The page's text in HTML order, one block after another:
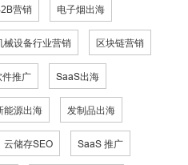
营销 电子烟出海
械设备行业营销 区块链营销
件推广 SaaS出海
能源出海 发制品出海
云储存SEO SaaS 推广